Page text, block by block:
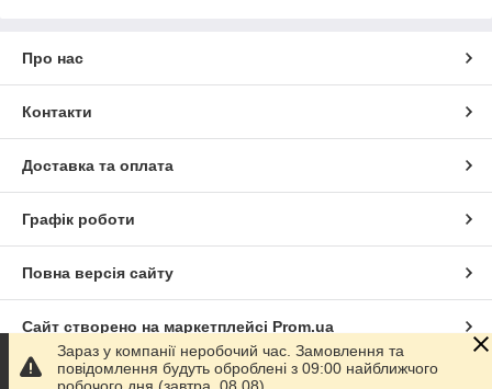
Про нас
Контакти
Доставка та оплата
Графік роботи
Повна версія сайту
Сайт створено на маркетплейсі Prom.ua
Політика конфіденційності
Зараз у компанії неробочий час. Замовлення та
повідомлення будуть оброблені з 09:00 найближчого